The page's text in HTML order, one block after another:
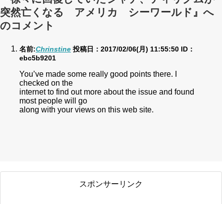
突然亡くなる アメリカ シーワールド』へ
のコメント
名前:Chrinstine 投稿日：2017/02/06(月) 11:55:50 ID：
ebc5b9201
You’ve made some really good points there. I
checked on the
internet to find out more about the issue and found
most people will go
along with your views on this web site.
スポンサーリンク